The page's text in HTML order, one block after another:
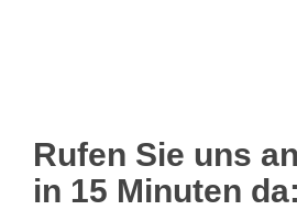
Rufen Sie uns
in 15 Minuten da: